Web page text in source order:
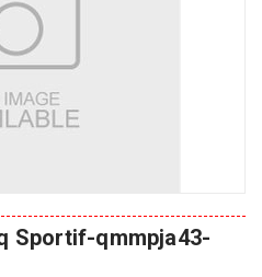
Sportif-qmmpja43-